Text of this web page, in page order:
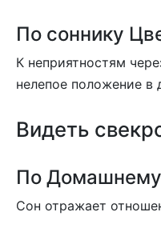
По соннику
К неприятностям
нелепое положение в
Видеть
По Домашнему
Сон отражает